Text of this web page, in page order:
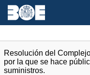
Resolución del
por la que se hace
suministros.